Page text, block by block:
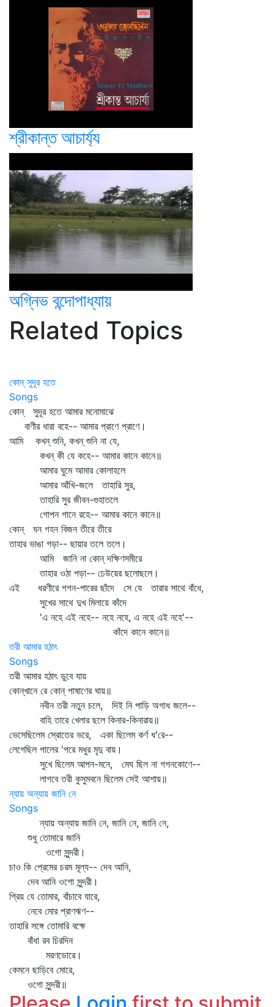
শ্রীকান্ত আচার্য্য
অগ্নিভ বন্দোপাধ্যায়
Related Topics
কোন্ সুদূর হতে
Songs
কোন্‌ সুদূর হতে আমার মনোমাঝে
বাণীর ধারা বহে-- আমার প্রাণে প্রাণে।
আমি কখন্‌ শুনি, কখন্‌ শুনি না যে,
কখন্‌ কী যে কহে-- আমার কানে কানে॥
আমার ঘুমে আমার কোলাহলে
আমার আঁখি-জলে তাহারি সুর,
তাহারি সুর জীবন-গুহাতলে
গোপন গানে রহে-- আমার কানে কানে॥
কোন্‌ ঘন গহন বিজন তীরে তীরে
তাহার ভাঙা গড়া-- ছায়ার তলে তলে।
আমি জানি না কোন্‌ দক্ষিণসমীরে
তাহার ওঠা পড়া-- ঢেউয়ের ছলোছলে।
এই ধরণীরে গগন-পারের ছাঁদে সে যে তারার সাথে বাঁধে,
সুখের সাথে দুখ মিলায়ে কাঁদে
'এ নহে এই নহে-- নহে নহে, এ নহে এই নহে'--
কাঁদে কানে কানে॥
তরী আমার হঠাৎ
Songs
তরী আমার হঠাৎ ডুবে যায়
কোন্‌খানে রে কোন্‌ পাষাণের ঘায়॥
নবীন তরী নতুন চলে, দিই নি পাড়ি অগাধ জলে--
বাহি তারে খেলার ছলে কিনার-কিনারায়॥
ভেসেছিলেম স্রোতের ভরে, একা ছিলেম কর্ণ ধ'রে--
লেগেছিল পালের 'পরে মধুর মৃদু বায়।
সুখে ছিলেম আপন-মনে, মেঘ ছিল না গগনকোণে--
লাগবে তরী কুসুমবনে ছিলেম সেই আশায়॥
ন্যায় অন্যায় জানি নে
Songs
ন্যায় অন্যায় জানি নে, জানি নে, জানি নে,
শুধু তোমারে জানি
ওগো সুন্দরী।
চাও কি প্রেমের চরম মূল্য-- দেব আনি,
দেব আনি ওগো সুন্দরী।
প্রিয় যে তোমার, বাঁচাবে যারে,
নেবে মোর প্রাণঋণ--
তাহারি সঙ্গে তোমারি বক্ষে
বাঁধা রব চিরদিন
মরণডোরে।
কেমনে ছাড়িবে মোরে,
ওগো সুন্দরী॥